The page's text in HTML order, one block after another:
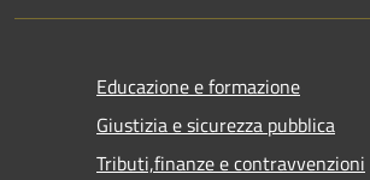
Educazione e formazione
Giustizia e sicurezza pubblica
Tributi,finanze e contravvenzioni